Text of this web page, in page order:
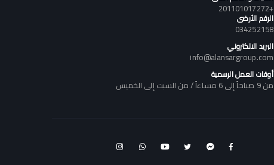
+201101017272
الرقم الأرضى
034252158
البريد الالكتروني
info@alansargroup.com
أوقات العمل الرسمية
من 9 صباحاً إلى 6 مساءاً / من السبت إلى الخميس